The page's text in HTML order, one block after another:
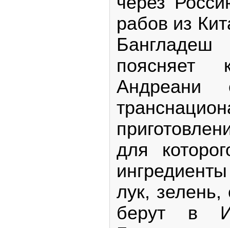
рабов из
поясняет
Андреани
для
лук, зелень,
берут в